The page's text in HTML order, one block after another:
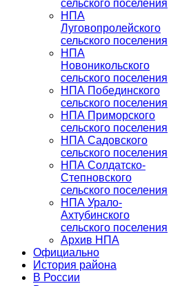
сельского поселения
НПА
Луговопролейского
сельского поселения
НПА
Новоникольского
сельского поселения
НПА Побединского
сельского поселения
НПА Приморского
сельского поселения
НПА Садовского
сельского поселения
НПА Солдатско-
Степновского
сельского поселения
НПА Урало-
Ахтубинского
сельского поселения
Архив НПА
Официально
История района
В России